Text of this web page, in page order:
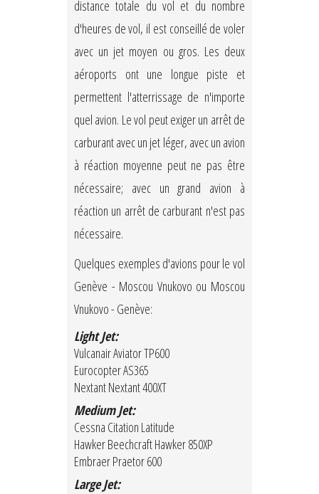
distance totale du vol et du nombre
d'heures de vol, il est conseillé de voler
avec un jet moyen ou gros. Les deux
aéroports ont une longue piste et
permettent l'atterrissage de n'importe
quel avion. Le vol peut exiger un arrêt de
carburant avec un jet léger, avec un avion
à réaction moyenne peut ne pas être
nécessaire; avec un grand avion à
réaction un arrêt de carburant n'est pas
nécessaire.
Quelques exemples d'avions pour le vol
Genève - Moscou Vnukovo ou Moscou
Vnukovo - Genève:
Light Jet:
Vulcanair Aviator TP600
Eurocopter AS365
Nextant Nextant 400XT
Medium Jet:
Cessna Citation Latitude
Hawker Beechcraft Hawker 850XP
Embraer Praetor 600
Large Jet: